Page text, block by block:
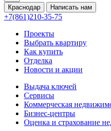
Краснодар Написать нам
+7(861)210-35-75
Проекты
Выбрать квартиру
Как купить
Отделка
Новости и акции
Выдача ключей
Сервисы
Коммерческая
Бизнес-центры
Оценка и страхование